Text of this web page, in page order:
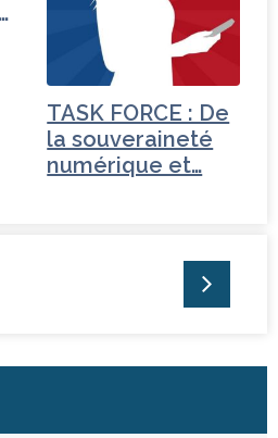
TASK FORCE : De
la souveraineté
numérique et…